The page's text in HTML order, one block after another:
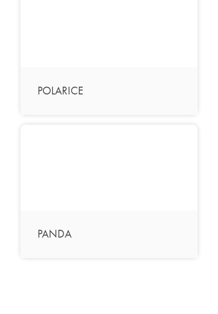
POLARICE
PANDA